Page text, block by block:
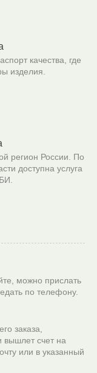
качества, где
изделия.
регион России. По
доступна услуга
можно прислать
по телефону.
заказа,
вышлет счет на
или в указанный